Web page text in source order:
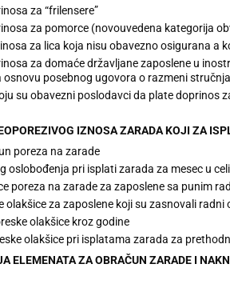
za “frilensere”
za pomorce (novouvedena kategorija
za lica koja nisu obavezno osigurana a
za domaće državljane zaposlene u
osnovu posebnog ugovora o razmeni
su obavezni poslodavci da plate doprinos
IZNOSA ZARADA KOJI ZA
poreza na zarade
oslobođenja pri isplati zarada za mesec u
poreza na zarade za zaposlene sa punim
olakšice za zaposlene koji su zasnovali
olakšice kroz godine
olakšice pri isplatama zarada za
ELEMENATA ZA OBRAČUN ZARADE I